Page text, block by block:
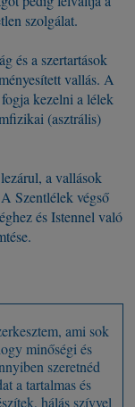
szolgálat.
és a szertartások
vallás. A
kezelni a lélek
(asztrális)
a vallások
Szentlélek végső
és Istennel való
ami sok
minőségi és
szeretnéd
a tartalmas és
hálás szívvel